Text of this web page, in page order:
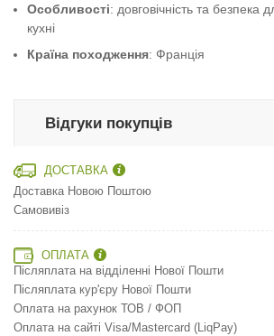
Особливості: довговічність та безпека
кухні
Країна походження: Франція
Відгуки покупців
ДОСТАВКА
Доставка Новою Поштою
Самовивіз
ОПЛАТА
Післяплата на відділенні Нової Пошти
Післяплата кур'єру Нової Пошти
Оплата на рахунок ТОВ / ФОП
Оплата на сайті Visa/Mastercard (LiqPay)